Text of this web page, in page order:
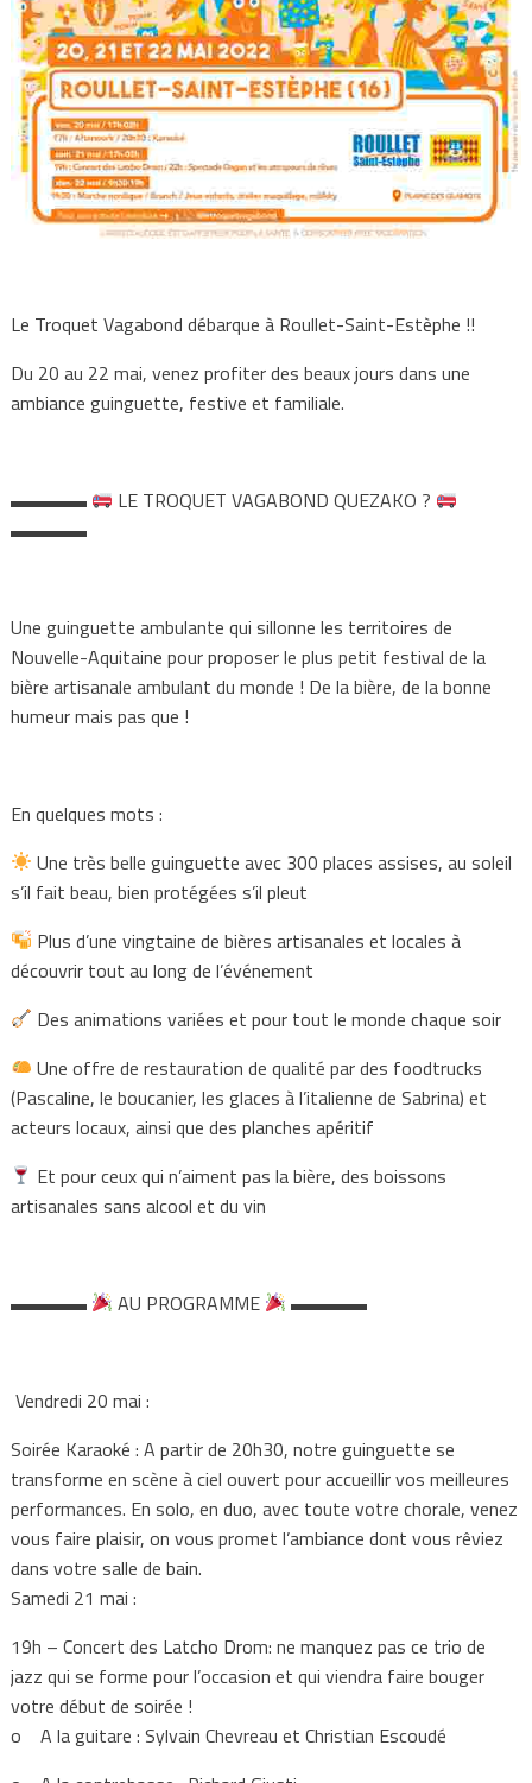
Le Troquet Vagabond débarque à Roullet-Saint-Estèphe !!
Du 20 au 22 mai, venez profiter des beaux jours dans une
ambiance guinguette, festive et familiale.
▬▬▬▬
LE TROQUET VAGABOND QUEZAKO ?
▬▬▬▬
Une guinguette ambulante qui sillonne les territoires de
Nouvelle-Aquitaine pour proposer le plus petit festival de la
bière artisanale ambulant du monde ! De la bière, de la bonne
humeur mais pas que !
En quelques mots :
Une très belle guinguette avec 300 places assises, au soleil
s’il fait beau, bien protégées s’il pleut
Plus d’une vingtaine de bières artisanales et locales à
découvrir tout au long de l’événement
Des animations variées et pour tout le monde chaque soir
Une offre de restauration de qualité par des foodtrucks
(Pascaline, le boucanier, les glaces à l’italienne de Sabrina) et
acteurs locaux, ainsi que des planches apéritif
Et pour ceux qui n’aiment pas la bière, des boissons
artisanales sans alcool et du vin
▬▬▬▬ AU PROGRAMME ▬▬▬▬
Vendredi 20 mai :
Soirée Karaoké : A partir de 20h30, notre guinguette se
transforme en scène à ciel ouvert pour accueillir vos meilleures
performances. En solo, en duo, avec toute votre chorale, venez
vous faire plaisir, on vous promet l’ambiance dont vous rêviez
dans votre salle de bain.
Samedi 21 mai :
19h – Concert des Latcho Drom: ne manquez pas ce trio de
jazz qui se forme pour l’occasion et qui viendra faire bouger
votre début de soirée !
o A la guitare : Sylvain Chevreau et Christian Escoudé